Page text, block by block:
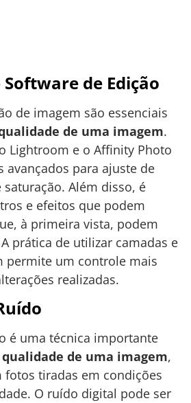
de Edição
de imagem são essenciais
de uma imagem.
Lightroom e o Affinity Photo
avançados para ajuste de
Além disso, é
e efeitos que podem
à primeira vista, podem
prática de utilizar camadas e
permite um controle mais
realizadas.
é uma técnica importante
de uma imagem,
fotos tiradas em condições
O ruído digital pode ser